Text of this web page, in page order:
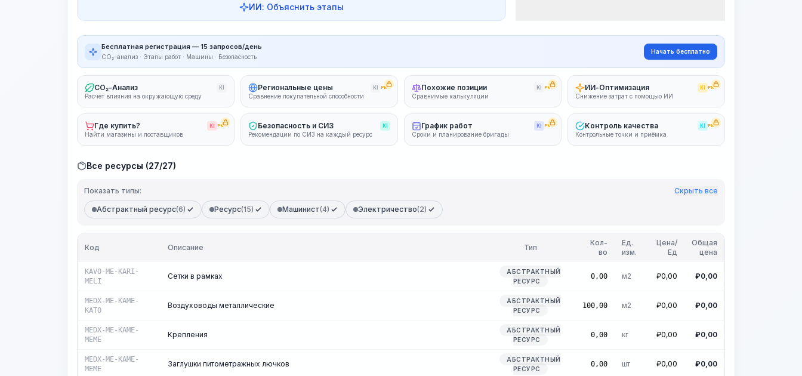
ИИ: Объяснить этапы
Бесплатная регистрация — 15 запросов/день
CO₂-анализ · Этапы работ · Машины · Безопасность
Начать бесплатно
CO₂-Анализ KI
Расчёт влияния на окружающую среду
Региональные цены KI PRO
Сравнение покупательной способности
Похожие позиции KI PRO
Сравнимые калькуляции
ИИ-Оптимизация KI PRO
Снижение затрат с помощью ИИ
Где купить? KI PRO
Найти магазины и поставщиков
Безопасность и СИЗ KI
Рекомендации по СИЗ на каждый ресурс
График работ KI PRO
Сроки и планирование бригады
Контроль качества KI PRO
Контрольные точки и приёмка
Все ресурсы (27/27)
Показать типы: Скрыть все
Абстрактный ресурс(6) Ресурс(15) Машинист(4) Электричество(2)
Код Описание Тип
Кол-
во
Ед.
изм.
Цена/
Ед
Общая
цена
KAVO-ME-KARI-
MELI
Сетки в рамках
АБСТРАКТНЫЙ
РЕСУРС
0,00 м2 ₽0,00 ₽0,00
MEDX-ME-KAME-
KATO
Воздуховоды металлические
АБСТРАКТНЫЙ
РЕСУРС
100,00 м2 ₽0,00 ₽0,00
MEDX-ME-KAME-
MEME
Крепления
АБСТРАКТНЫЙ
РЕСУРС
0,00 кг ₽0,00 ₽0,00
MEDX-ME-KAME-
MEME
Заглушки питометражных лючков
АБСТРАКТНЫЙ
РЕСУРС
0,00 шт ₽0,00 ₽0,00